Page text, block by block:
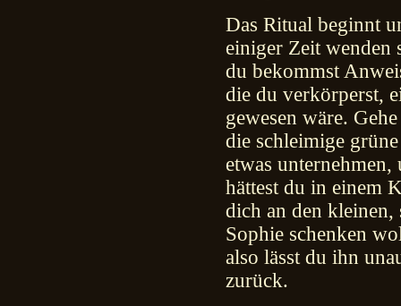
Das Ritual beginnt
einiger Zeit
du bekommst
die du verkörperst,
gewesen wäre.
die schleimige
etwas
hättest du in einem
dich an den kleinen,
Sophie schenken
also lässt du ihn
zurück.